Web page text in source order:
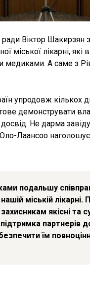
Віктор Шакирзян
міської лікарні, які
медиками. А саме з
упродовж
демонструвати
Не дарма
Оло-Лаансоо
подальшу
міській
якісні та
партнерів
їм